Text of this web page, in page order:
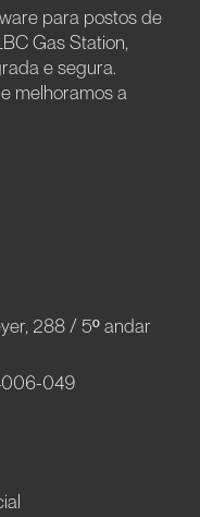
para postos de
Gas Station,
e segura.
melhoramos a
288 / 5º andar
049